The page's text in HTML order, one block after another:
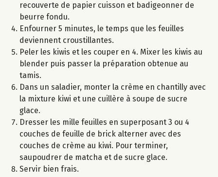
recouverte de papier cuisson et badigeonner de
beurre fondu.
Enfourner 5 minutes, le temps que les feuilles
deviennent croustillantes.
Peler les kiwis et les couper en 4. Mixer les kiwis au
blender puis passer la préparation obtenue au
tamis.
Dans un saladier, monter la crème en chantilly avec
la mixture kiwi et une cuillère à soupe de sucre
glace.
Dresser les mille feuilles en superposant 3 ou 4
couches de feuille de brick alterner avec des
couches de crème au kiwi. Pour terminer,
saupoudrer de matcha et de sucre glace.
Servir bien frais.